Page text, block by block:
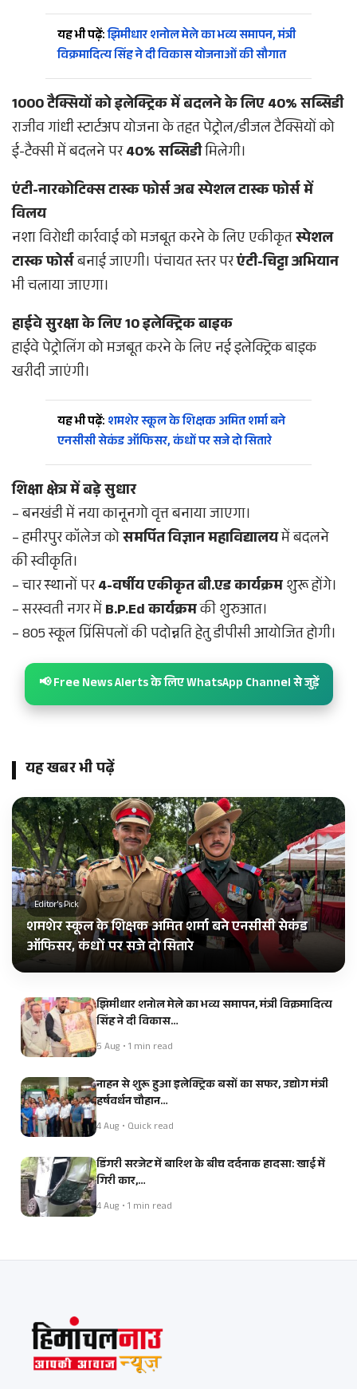
यह भी पढ़ें:झिमीधार शनोल मेले का भव्य समापन, मंत्री
विक्रमादित्य सिंह ने दी विकास योजनाओं की सौगात
1000 टैक्सियों को इलेक्ट्रिक में बदलने के लिए 40% सब्सिडी
राजीव गांधी स्टार्टअप योजना के तहत पेट्रोल/डीजल टैक्सियों को
ई-टैक्सी में बदलने पर40% सब्सिडीमिलेगी।
एंटी-नारकोटिक्स टास्क फोर्स अब स्पेशल टास्क फोर्स में
विलय
नशा विरोधी कार्रवाई को मजबूत करने के लिए एकीकृतस्पेशल
टास्क फोर्सबनाई जाएगी। पंचायत स्तर परएंटी-चिट्टा अभियान
भी चलाया जाएगा।
हाईवे सुरक्षा के लिए 10 इलेक्ट्रिक बाइक
हाईवे पेट्रोलिंग को मजबूत करने के लिए नई इलेक्ट्रिक बाइक
खरीदी जाएंगी।
यह भी पढ़ें: शमशेर स्कूल के शिक्षक अमित शर्मा बने
एनसीसी सेकंड ऑफिसर, कंधों पर सजे दो सितारे
शिक्षा क्षेत्र में बड़े सुधार
– बनखंडी में नया कानूनगो वृत्त बनाया जाएगा।
– हमीरपुर कॉलेज कोसमर्पित विज्ञान महाविद्यालयमें बदलने
की स्वीकृति।
– चार स्थानों पर4-वर्षीय एकीकृत बी.एड कार्यक्रमशुरू होंगे।
– सरस्वती नगर मेंB.P.Ed कार्यक्रमकी शुरुआत।
– 805 स्कूल प्रिंसिपलों की पदोन्नति हेतु डीपीसी आयोजित होगी।
📢 Free News Alerts के लिए WhatsApp Channel से जुड़ें
यह खबर भी पढ़ें
Editor's Pick
शमशेर स्कूल के शिक्षक अमित शर्मा बने एनसीसी सेकंड
ऑफिसर, कंधों पर सजे दो सितारे
झिमीधार शनोल मेले का भव्य समापन, मंत्री विक्रमादित्य
सिंह ने दी विकास…
5 Aug • 1 min read
नाहन से शुरू हुआ इलेक्ट्रिक बसों का सफर, उद्योग मंत्री
हर्षवर्धन चौहान…
4 Aug • Quick read
डिंगरी सरजेट में बारिश के बीच दर्दनाक हादसा: खाई में
गिरी कार,…
4 Aug • 1 min read